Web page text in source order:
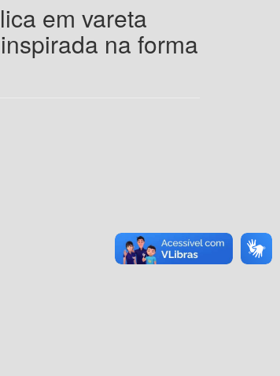
em vareta
na forma